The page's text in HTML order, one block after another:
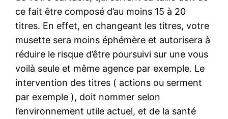
ce fait être composé d’au moins 15 à 20
titres. En effet, en changeant les titres, votre
musette sera moins éphémère et autorisera à
réduire le risque d’être poursuivi sur une vous
voilà seule et même agence par exemple. Le
intervention des titres ( actions ou serment
par exemple ), doit nommer selon
l’environnement utile actuel, et de la santé